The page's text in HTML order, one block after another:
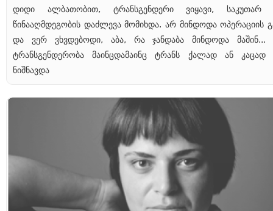
დიდი ალბათობით, ტრანსგენდერი ვიყავი, საკუთარ
წინააღმდეგობის დაძლევა მომიხდა. არ მინდოდა ოპერაციის
და ვერ ვხვდებოდი, აბა, რა ჯანდაბა მინდოდა მაშინ...
ტრანსგენდერობა მაინცდამაინც ტრანს ქალად ან კაცად
ნიშნავდა